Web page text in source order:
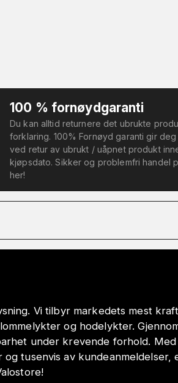
100 % fornøydgaranti
Du kan alltid returnere det ubrukte
forklaring. 100% Fornøyd garanti gir
ved retur av ubrukt / uåpnet produkt
kjøpsdato. Sikker og problemfri handel
her!
Vi tilbyr markedets mest
og hodelykter.
under krevende forhold.
tusenvis av kundeanmeldelser,